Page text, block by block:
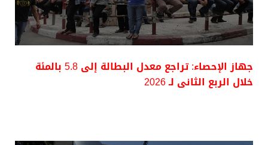
جهاز الإحصاء: تراجع معدل البطالة إلى 5.8 بالمئة
خلال الربع الثانى لـ 2026